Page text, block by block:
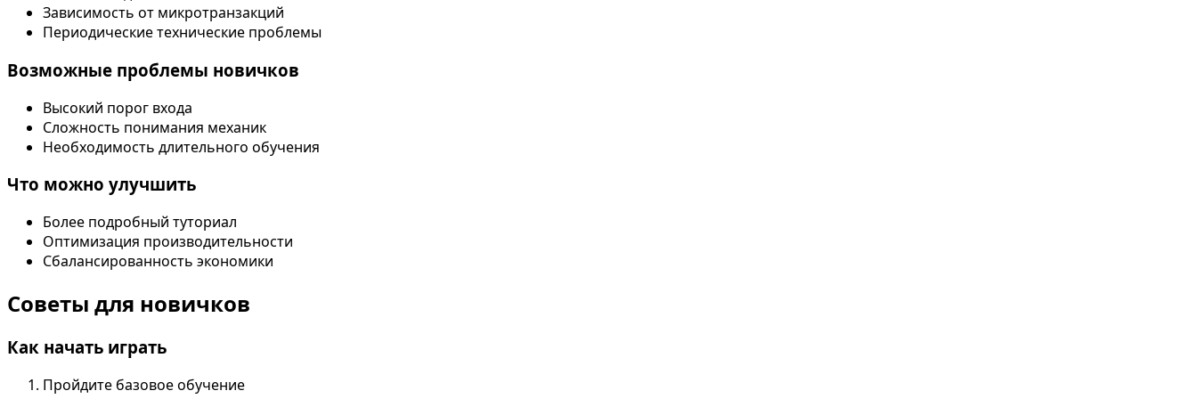
Зависимость от микротранзакций
Периодические технические проблемы
Возможные проблемы новичков
Высокий порог входа
Сложность понимания механик
Необходимость длительного обучения
Что можно улучшить
Более подробный туториал
Оптимизация производительности
Сбалансированность экономики
Советы для новичков
Как начать играть
Пройдите базовое обучение